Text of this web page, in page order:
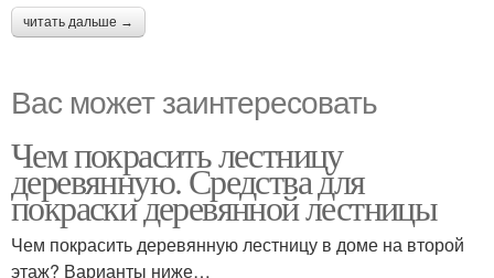
читать дальше →
Вас может заинтересовать
Чем покрасить лестницу
деревянную. Средства для
покраски деревянной лестницы
Чем покрасить деревянную лестницу в доме на второй
этаж? Варианты ниже…